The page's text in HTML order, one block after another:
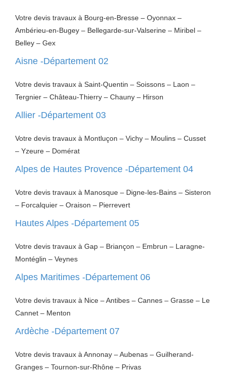
Votre devis travaux à Bourg-en-Bresse – Oyonnax –
Ambérieu-en-Bugey – Bellegarde-sur-Valserine – Miribel –
Belley – Gex
Aisne -Département 02
Votre devis travaux à Saint-Quentin – Soissons – Laon –
Tergnier – Château-Thierry – Chauny – Hirson
Allier -Département 03
Votre devis travaux à Montluçon – Vichy – Moulins – Cusset
– Yzeure – Domérat
Alpes de Hautes Provence -Département 04
Votre devis travaux à Manosque – Digne-les-Bains – Sisteron
– Forcalquier – Oraison – Pierrevert
Hautes Alpes -Département 05
Votre devis travaux à Gap – Briançon – Embrun – Laragne-
Montéglin – Veynes
Alpes Maritimes -Département 06
Votre devis travaux à Nice – Antibes – Cannes – Grasse – Le
Cannet – Menton
Ardèche -Département 07
Votre devis travaux à Annonay – Aubenas – Guilherand-
Granges – Tournon-sur-Rhône – Privas